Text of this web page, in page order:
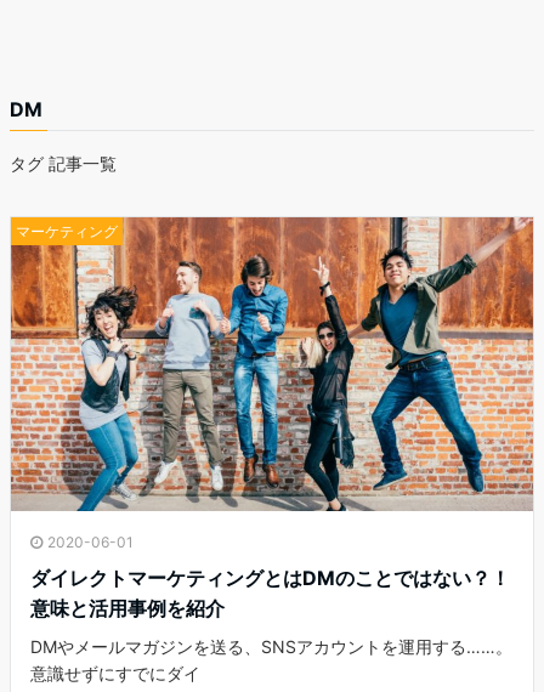
DM
タグ 記事一覧
マーケティング
2020-06-01
ダイレクトマーケティングとはDMのことではない？！
意味と活用事例を紹介
DMやメールマガジンを送る、SNSアカウントを運用する……。
意識せずにすでにダイ